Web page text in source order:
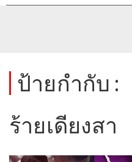
ป้ายกำกับ :
ร้ายเดียงสา